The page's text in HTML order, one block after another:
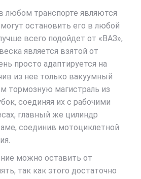
транспорте являются
остановить его в любой
всего подойдет от «ВАЗ»,
является взятой от
просто адаптируется на
из нее только вакуумный
тормозную магистраль из
соединяя их с рабочими
главный же цилиндр
соединив мотоциклетной
можно оставить от
так как этого достаточно